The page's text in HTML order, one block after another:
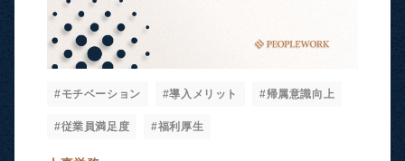
#モチベーション #導入メリット #帰属意識向上
#従業員満足度 #福利厚生